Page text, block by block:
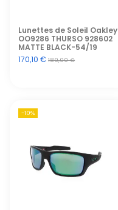
Lunettes de Soleil Oakley
OO9286 THURSO 928602
MATTE BLACK-54/19
170,10 €189,00 €
-10%